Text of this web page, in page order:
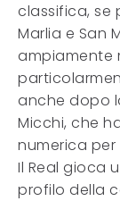
classifica, se
Marlia e San
ampiamente
anche dopo
Micchi, che
numerica
Il Real gioca
profilo della